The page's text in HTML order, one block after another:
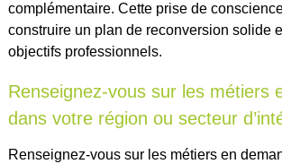
complémentaire. Cette prise de
construire un plan de reconversion solide
objectifs professionnels.
Renseignez-vous sur les métiers
dans votre région ou secteur
Renseignez-vous sur les métiers en